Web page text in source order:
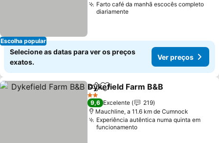
Escolha popular
Farto café da manhã escocês completo
diariamente
Selecione as datas para ver os preços
exatos.
Ver preços
PartilharAdicionar aos favoritos
Dykefield Farm B&B
2 Estrelas
9,6 Excelente
219
Mauchline, a 11.6 km de Cumnock
Experiência autêntica numa quinta em
funcionamento